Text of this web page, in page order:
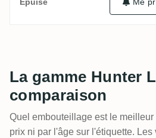
La gamme Hunter
comparaison
Quel embouteillage est le
prix ni par l'âge sur l'étiquette. Les